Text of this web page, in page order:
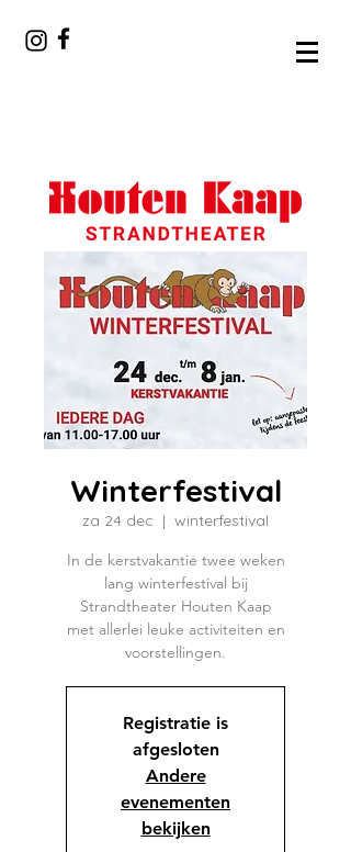
Winterfestival
za 24 dec
  |
winterfestival
In de kerstvakantie twee weken
lang winterfestival bij
Strandtheater Houten Kaap
met allerlei leuke activiteiten en
voorstellingen.
Registratie is
afgesloten
Andere
evenementen
bekijken